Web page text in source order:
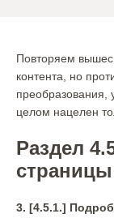
Повторяем
контента, но
преобразования,
целом нацелен
Раздел
3. [4.5.1.]